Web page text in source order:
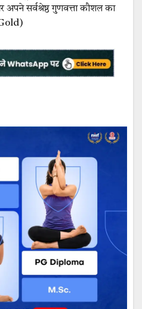
सर्वश्रेष्ठ गुणवत्ता कौशल का
Gold)